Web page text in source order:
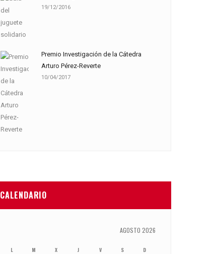
19/12/2016
Premio Investigación de la Cátedra
Arturo Pérez-Reverte
10/04/2017
CALENDARIO
AGOSTO 2026
L M X J V S D